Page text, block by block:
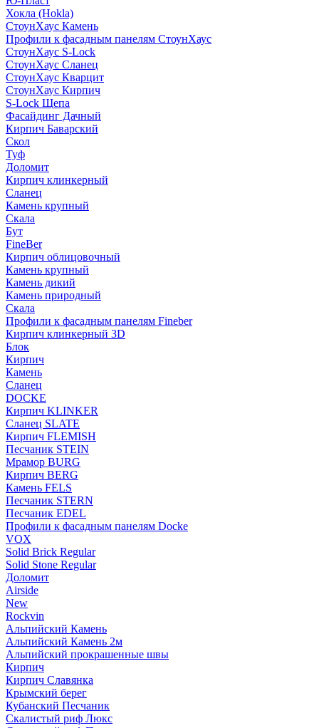
Хокла (Hokla)
СтоунХаус Камень
Профили к фасадным панелям СтоунХаус
СтоунХаус S-Lock
СтоунХаус Сланец
СтоунХаус Кварцит
СтоунХаус Кирпич
S-Lock Щепа
Фасайдинг Дачный
Кирпич Баварский
Скол
Туф
Доломит
Кирпич клинкерный
Сланец
Камень крупный
Скала
Бут
FineBer
Кирпич облицовочный
Камень крупный
Камень дикий
Камень природный
Скала
Профили к фасадным панелям Fineber
Кирпич клинкерный 3D
Блок
Кирпич
Камень
Сланец
DOCKE
Кирпич KLINKER
Сланец SLATE
Кирпич FLEMISH
Пес­ча­ник STEIN
Мрамор BURG
Кирпич BERG
Камень FELS
Пес­ча­ник STERN
Пес­ча­ник EDEL
Профили к фасадным панелям Docke
VOX
Solid Brick Regular
Solid Stone Regular
Доломит
Airside
New
Rockvin
Альпийский Камень
Альпийский Камень 2м
Альпийский прокрашенные швы
Кирпич
Кирпич Славянка
Крымский берег
Кубанский Песчаник
Скалистый риф Люкс